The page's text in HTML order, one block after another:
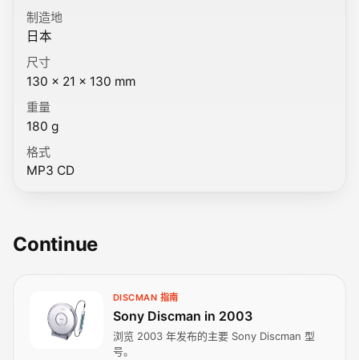
制造地
日本
尺寸
130 × 21 × 130 mm
重量
180 g
格式
MP3 CD
Continue
DISCMAN 指南
Sony Discman in 2003
浏览 2003 年发布的主要 Sony Discman 型
号。